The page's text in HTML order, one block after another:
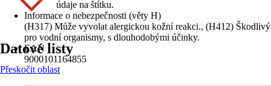
přečtěte údaje na štítku.
Informace o nebezpečnosti (věty H)
(H317) Může vyvolat alergickou kožní reakci., (H412) Škodlivý
pro vodní organismy, s dlouhodobými účinky.
EAN
9000101164855
Datové listy
Přeskočit oblast